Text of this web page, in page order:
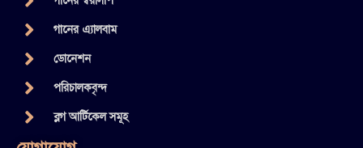
গানের এ্যালবাম
ডোনেশন
পরিচালকবৃন্দ
ব্লগ আর্টিকেল সমূহ